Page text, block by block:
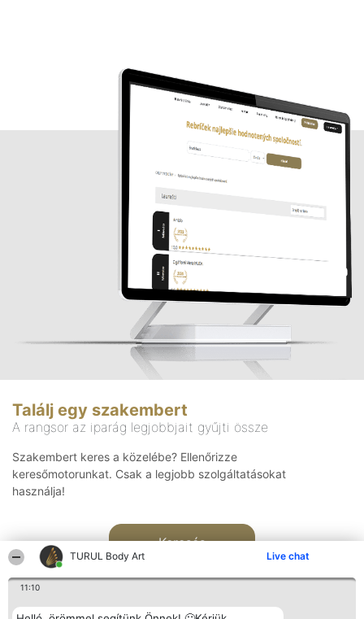
TURUL Body Art Live chat
11:10
Találj egy szakembert
A rangsor az iparág legjobbjait gyűjti össze
Szakembert keres a közelébe? Ellenőrizze
keresőmotorunkat. Csak a legjobb szolgáltatásokat
használja!
Keresés